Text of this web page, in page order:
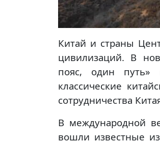
Китай и страны
цивилизаций. В
пояс, один путь»
классические
сотрудничества
В международной
вошли известные